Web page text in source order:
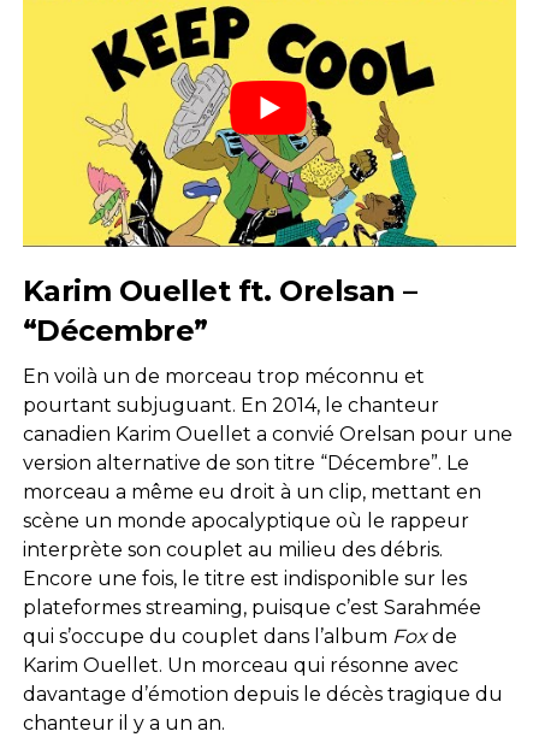
Karim Ouellet ft. Orelsan –
“Décembre”
En voilà un de morceau trop méconnu et
pourtant subjuguant. En 2014, le chanteur
canadien Karim Ouellet a convié Orelsan pour une
version alternative de son titre “Décembre”. Le
morceau a même eu droit à un clip, mettant en
scène un monde apocalyptique où le rappeur
interprète son couplet au milieu des débris.
Encore une fois, le titre est indisponible sur les
plateformes streaming, puisque c’est Sarahmée
qui s’occupe du couplet dans l’album Foxde
Karim Ouellet. Un morceau qui résonne avec
davantage d’émotion depuis le décès tragique du
chanteur il y a un an.